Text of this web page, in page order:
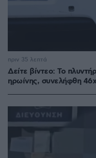
Δείτε βίντεο: Το
ηρωίνης, συνελήφθη
πριν 35 λεπτά